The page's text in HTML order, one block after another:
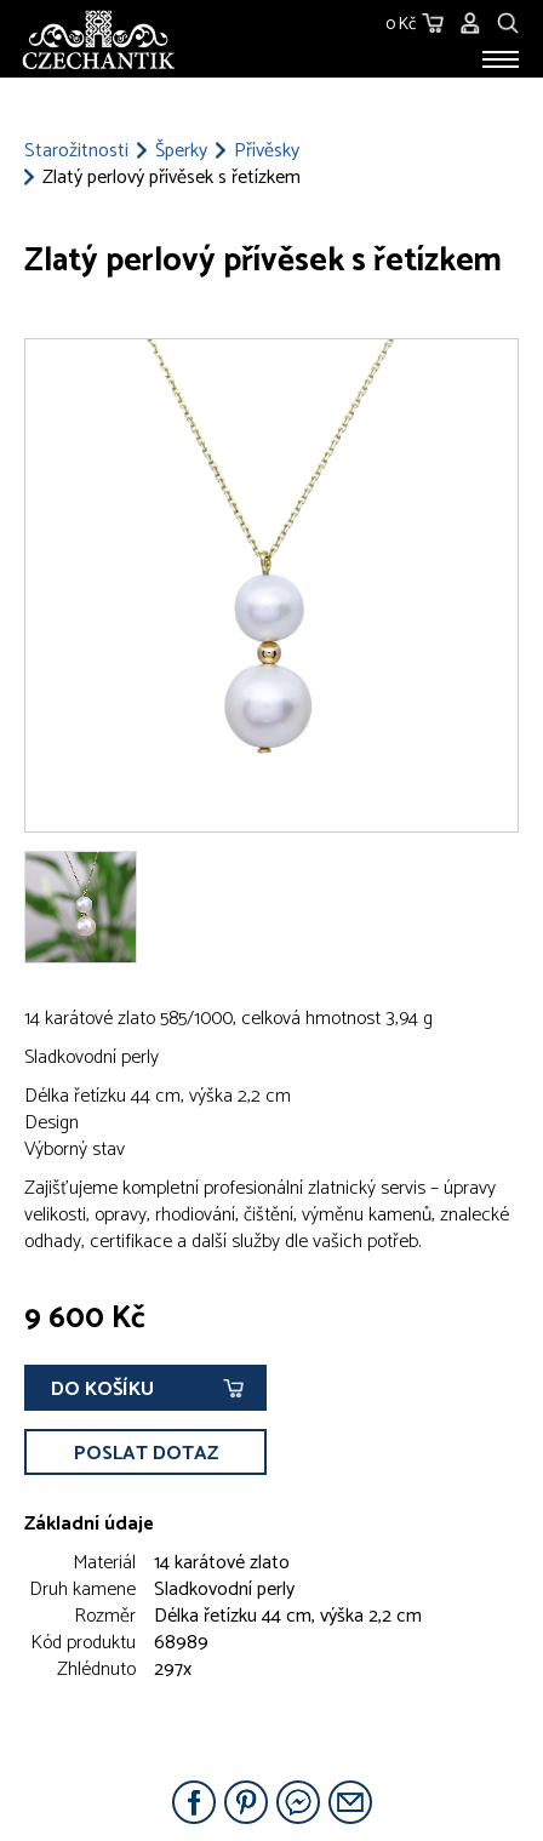
0 Kč
Starožitnosti Šperky
Přívěsky
Zlatý perlový přívěsek s řetízkem
Zlatý perlový přívěsek s řetízkem
14 karátové zlato 585/1000, celková hmotnost 3,94 g
Sladkovodní perly
Délka řetízku 44 cm, výška 2,2 cm
Design
Výborný stav
Zajišťujeme kompletní profesionální zlatnický servis – úpravy
velikosti, opravy, rhodiování, čištění, výměnu kamenů, znalecké
odhady, certifikace a další služby dle vašich potřeb.
9 600 Kč
DO KOŠÍKU
POSLAT DOTAZ
Základní údaje
Materiál 14 karátové zlato
Druh kamene Sladkovodní perly
Rozměr Délka řetízku 44 cm, výška 2,2 cm
Kód produktu 68989
Zhlédnuto 297x